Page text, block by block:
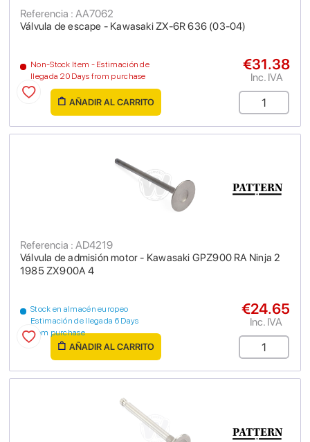
Válvula de escape - Kawasaki ZX-6R 636 (03-04)
Referencia : AA7062
Non-Stock Item - Estimación de
llegada 20 Days from purchase
€31.38
Inc. IVA
AÑADIR AL CARRITO
Válvula de admisión motor - Kawasaki GPZ900 RA Ninja 2
1985 ZX900A 4
Referencia : AD4219
Stock en almacén europeo
Estimación de llegada 6 Days
from purchase
€24.65
Inc. IVA
AÑADIR AL CARRITO